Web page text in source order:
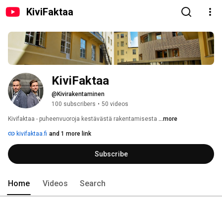
KiviFaktaa
KiviFaktaa
@Kivirakentaminen
100 subscribers • 50 videos
Kivifaktaa - puheenvuoroja kestävästä rakentamisesta ...more
kivifaktaa.fi and 1 more link
Subscribe
Home Videos Search